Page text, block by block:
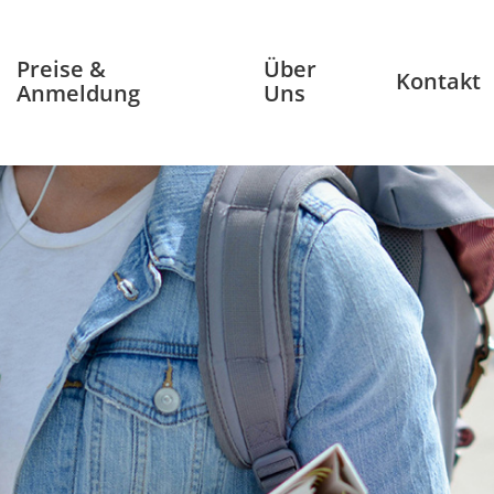
Preise &
Anmeldung
Über
Uns
Kontakt